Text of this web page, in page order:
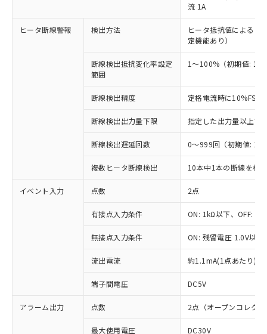
流 1A
ヒータ断線警報 検出方法
ヒータ抵抗値による（
定機能あり）
断線検出抵抗変化率設定
範囲
1～100%（初期値:
断線検出精度 定格電流時に10%FS
断線検出出力量下限 指定した出力量以上で
断線検出遅延回数 0～999回（初期値:
複数ヒータ断線検出 10本中1本の断線を検
イベント入力 点数 2点
有接点入力条件 ON: 1kΩ以下、OFF:
無接点入力条件 ON: 残留電圧 1.0V以
流出電流 約1.1mA(1点あたり)
端子間電圧 DC5V
アラーム出力 点数 2点（オープンコレク
最大使用電圧 DC30V
ご利用条件
以下の条件をお読みいただき、同意のうえ
ご利用ください。
本サービスは、当社制御機器事業取扱
商品の当社在庫状況および標準価格
(税抜)を提供させていただくもので
当社制御機器事業取扱商品の中には、
本サービスの対象外となる商品もある
在庫状況および標準価格照会結果は、
記載している更新日時点での社内デー
タに基づき作成されるものであり、閲
覧された時点での実際の在庫および標
対応済み：EU RoHS指令（10物質）の
非含有に対応した製品が提供可能な商品で
対応予定：EU RoHS指令（10物質）の非含
有に対応した製品に切り替える予定のある
対応予定なし：EU RoHS指令（10物質）の
非含有に非対応の商品で、対応品を出す予
調査・確認中：EU RoHS指令（10物質）の
非含有の対応状況を調査中または確認中の
非該当品：ライセンス料など無形物で、有
害物質有無と関係のない商品です。
仕入先様の事情により、非含有部品として
いたものが、含有品と判明した場合などや
むを得ず変更することがあります。
鉛(Pb) 1000ppm以下、 水銀(Hg) 1000ppm以下、 カド
六価クロム(Cr(Ⅵ)) 1000ppm以下、ポリ臭化ビフェニル
「○」：最大均質材料含有率が中国RoHSの
基準値以下であることを示します。
「×」：最大均質材料含有率が中国RoHSの
基準値を超えていることを示します。
「－」：未確認です。当社販売部門へお問
い合わせください。
*中国RoHS10物質の基準値 (GB/T26572)：
Pb(鉛) :1000ppm、 Hg(水銀) : 1000ppm、 Cd(カドミウ
ム) : 100ppm、
当社は、これら貴社製品のうち、外国
為替および外国貿易法に定める商品
（以下｢規制貨物等」という）を輸出
または国外への提供する場合は、日本
国政府の輸出許可(または役務取引許
可)を取得するなどの必要な手続きを
記
説明